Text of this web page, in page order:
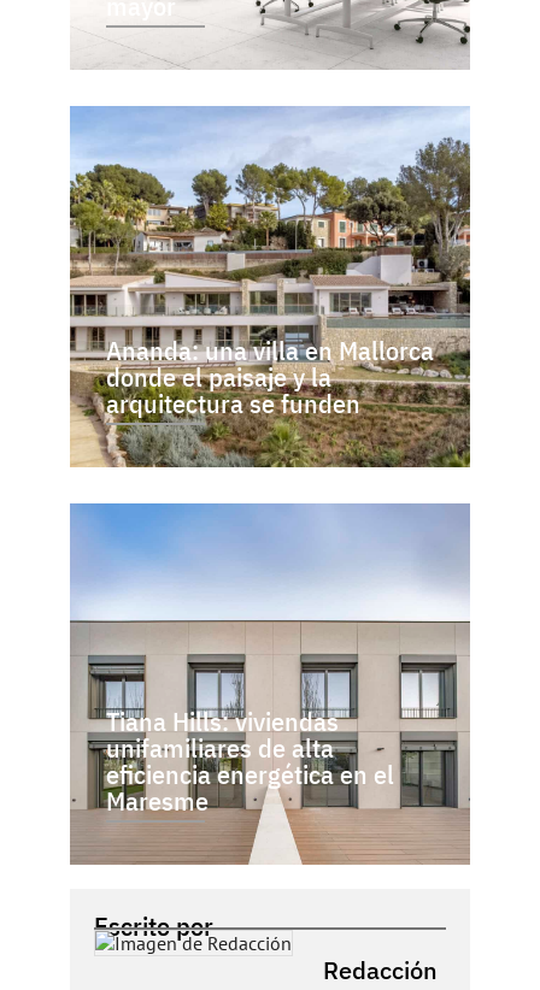
Ananda: una villa en Mallorca
donde el paisaje y la
arquitectura se funden
Tiana Hills: viviendas
unifamiliares de alta
eficiencia energética en el
Maresme
Escrito por
Redacción